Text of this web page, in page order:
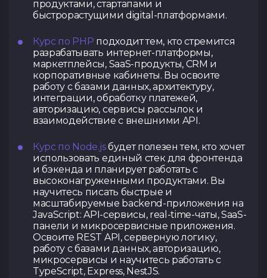
продуктами, стартапами и
быстрорастущими digital-платформами.
Курс по PHP подходит тем, кто стремится
разрабатывать интернет-платформы,
маркетплейсы, SaaS-продукты, CRM и
корпоративные кабинеты. Вы освоите
работу с базами данных, архитектуру,
интеграции, обработку платежей,
авторизацию, сервисы рассылок и
взаимодействие с внешними API.
Курс по Node.jsбудет полезен тем, кто хочет
использовать единый стек для фронтенда
и бэкенда и планирует работать с
высоконагруженными продуктами. Вы
научитесь писать быстрые и
масштабируемые backend-приложения на
JavaScript: API-сервисы, real-time-чаты, SaaS-
панели и микросервисные приложения.
Освоите REST API, серверную логику,
работу с базами данных, авторизацию,
микросервисы и научитесь работать с
TypeScript, Express, NestJS.